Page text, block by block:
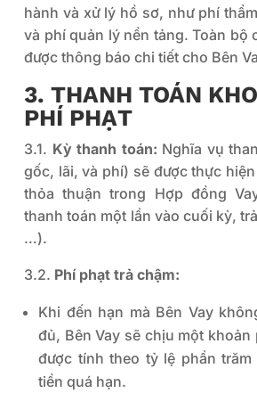
hành và xử lý hồ sơ, như phí
và phí quản lý nền tảng. Toàn bộ
được thông báo chi tiết cho Bên
3. THANH TOÁN
PHÍ PHẠT
3.1. Kỳ thanh toán: Nghĩa vụ
gốc, lãi, và phí) sẽ được thực
thỏa thuận trong Hợp đồng
thanh toán một lần vào cuối kỳ,
…).
3.2. Phí phạt trả chậm:
Khi đến hạn mà Bên Vay
đủ, Bên Vay sẽ chịu một khoản
được tính theo tỷ lệ phần
tiền quá hạn.